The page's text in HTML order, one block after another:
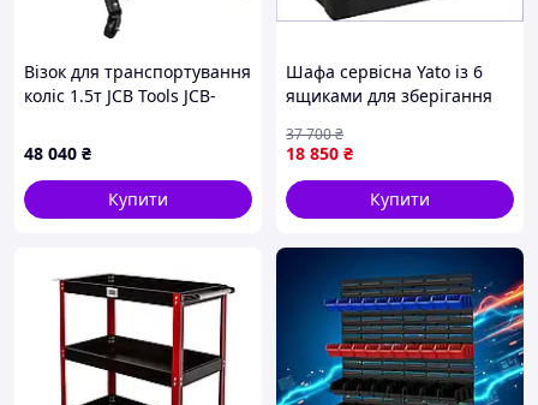
Візок для транспортування
коліс 1.5т JCB Tools JCB-
48 040 ₴
Купити
Шафа сервісна Yato із 6
ящиками для зберігання
центральним замком і
захистом
18 850 ₴
37 700₴
Купити